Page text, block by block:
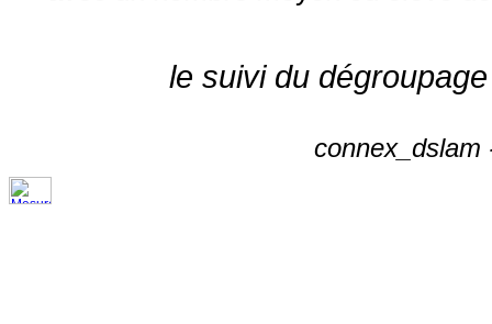
le suivi du
connex_dslam